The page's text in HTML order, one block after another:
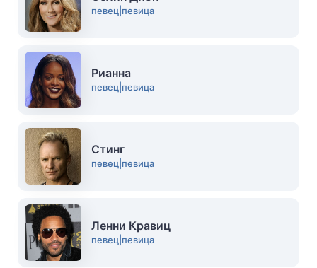
певец|певица
Рианна
певец|певица
Стинг
певец|певица
Ленни Кравиц
певец|певица